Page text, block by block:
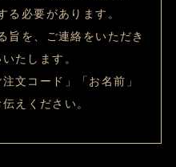
る必要があります。
旨を、ご連絡をいただき
たします。
文コード」「お名前」
えください。